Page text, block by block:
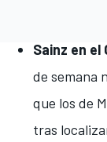
Sainz en el
de semana
que los de
tras